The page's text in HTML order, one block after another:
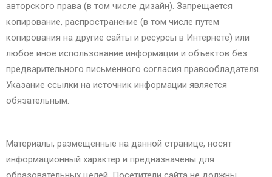
авторского права (в том числе дизайн). Запрещается
копирование, распространение (в том числе путем
копирования на другие сайты и ресурсы в Интернете) или
любое иное использование информации и объектов без
предварительного письменного согласия правообладателя.
Указание ссылки на источник информации является
обязательным.
Материалы, размещенные на данной странице, носят
информационный характер и предназначены для